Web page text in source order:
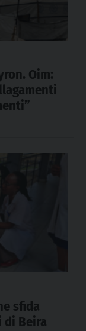
Oim:
sfida
di Beira